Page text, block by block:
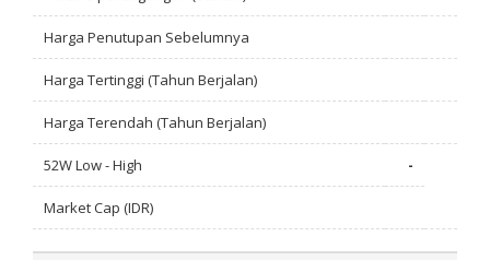
Harga Penutupan Sebelumnya
Harga Tertinggi (Tahun Berjalan)
Harga Terendah (Tahun Berjalan)
52W Low - High -
Market Cap (IDR)